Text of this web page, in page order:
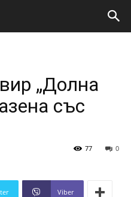
„Долна
със
0
77
Viber